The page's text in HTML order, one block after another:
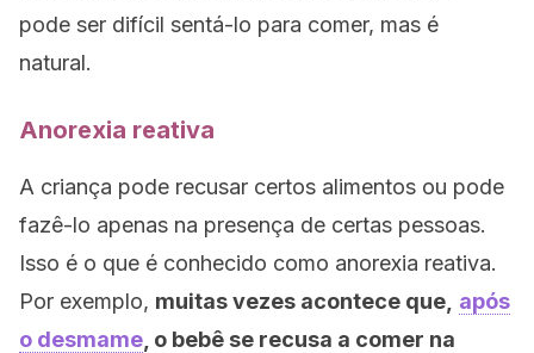
pode ser difícil sentá-lo para comer, mas é
natural.
Anorexia reativa
A criança pode recusar certos alimentos ou pode
fazê-lo apenas na presença de certas pessoas.
Isso é o que é conhecido como anorexia reativa.
Por exemplo, muitas vezes acontece que, após
o desmame , o bebê se recusa a comer na